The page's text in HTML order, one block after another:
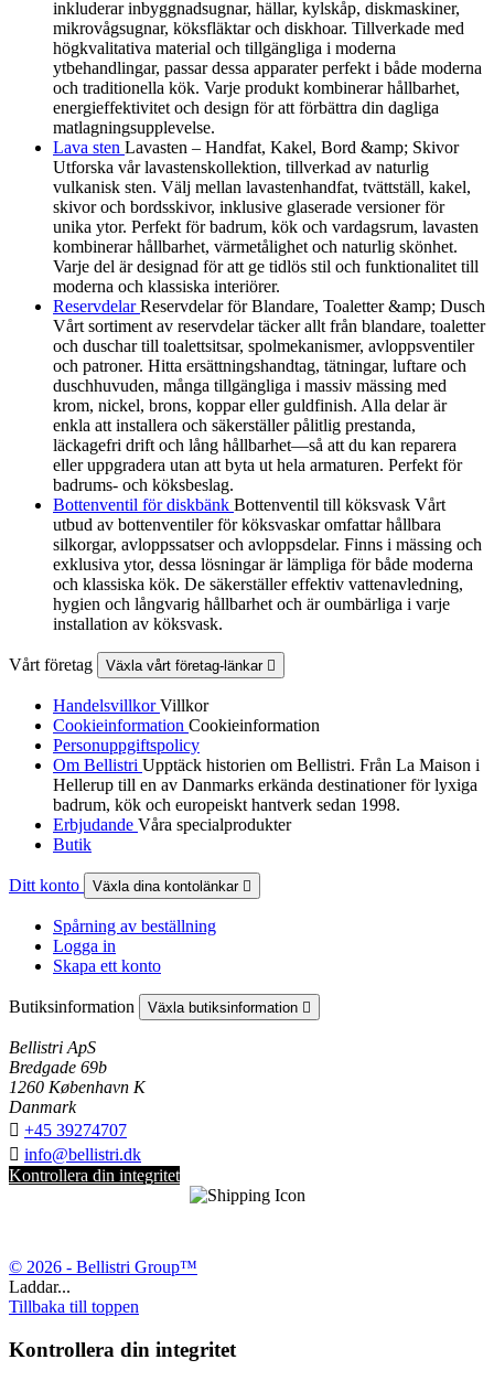
inkluderar inbyggnadsugnar, hällar, kylskåp, diskmaskiner,
mikrovågsugnar, köksfläktar och diskhoar. Tillverkade med
högkvalitativa material och tillgängliga i moderna
ytbehandlingar, passar dessa apparater perfekt i både moderna
och traditionella kök. Varje produkt kombinerar hållbarhet,
energieffektivitet och design för att förbättra din dagliga
matlagningsupplevelse.
Lava sten Lavasten – Handfat, Kakel, Bord &amp; Skivor
Utforska vår lavastenskollektion, tillverkad av naturlig
vulkanisk sten. Välj mellan lavastenhandfat, tvättställ, kakel,
skivor och bordsskivor, inklusive glaserade versioner för
unika ytor. Perfekt för badrum, kök och vardagsrum, lavasten
kombinerar hållbarhet, värmetålighet och naturlig skönhet.
Varje del är designad för att ge tidlös stil och funktionalitet till
moderna och klassiska interiörer.
ReservdelarReservdelar för Blandare, Toaletter &amp; Dusch
Vårt sortiment av reservdelar täcker allt från blandare, toaletter
och duschar till toalettsitsar, spolmekanismer, avloppsventiler
och patroner. Hitta ersättningshandtag, tätningar, luftare och
duschhuvuden, många tillgängliga i massiv mässing med
krom, nickel, brons, koppar eller guldfinish. Alla delar är
enkla att installera och säkerställer pålitlig prestanda,
läckagefri drift och lång hållbarhet—så att du kan reparera
eller uppgradera utan att byta ut hela armaturen. Perfekt för
badrums- och köksbeslag.
Bottenventil för diskbänk Bottenventil till köksvask Vårt
utbud av bottenventiler för köksvaskar omfattar hållbara
silkorgar, avloppssatser och avloppsdelar. Finns i mässing och
exklusiva ytor, dessa lösningar är lämpliga för både moderna
och klassiska kök. De säkerställer effektiv vattenavledning,
hygien och långvarig hållbarhet och är oumbärliga i varje
installation av köksvask.
Vårt företag Växla vårt företag-länkar 
HandelsvillkorVillkor
Cookieinformation Cookieinformation
Personuppgiftspolicy
Om Bellistri Upptäck historien om Bellistri. Från La Maison i
Hellerup till en av Danmarks erkända destinationer för lyxiga
badrum, kök och europeiskt hantverk sedan 1998.
Erbjudande Våra specialprodukter
Butik
Ditt konto Växla dina kontolänkar 
Spårning av beställning
Logga in
Skapa ett konto
Butiksinformation Växla butiksinformation 
Bellistri ApS
Bredgade 69b
1260 København K
Danmark
 +45 39274707
 info@bellistri.dk
Kontrollera din integritet
© 2026 - Bellistri Group™
Laddar...
Tillbaka till toppen
Kontrollera din integritet